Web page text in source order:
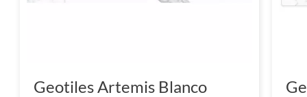
Geotiles Artemis Blanco